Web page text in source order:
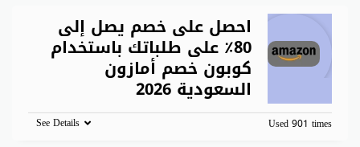
احصل على خصم يصل إلى
80٪ على طلباتك باستخدام
كوبون خصم أمازون
السعودية 2026
Used 901 times
See Details